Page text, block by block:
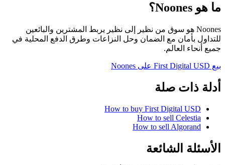
ما هو Noones؟
Noones هو سوق من نظير إلى نظير يربط المشترين والبائعين
للتداول بأمان مع الضمان وحل النزاعات وطرق الدفع المحلية في
جميع أنحاء العالم.
بيع First Digital USD على Noones
أدلة ذات صلة
How to buy First Digital USD
How to sell Celestia
How to sell Algorand
الأسئلة الشائعة